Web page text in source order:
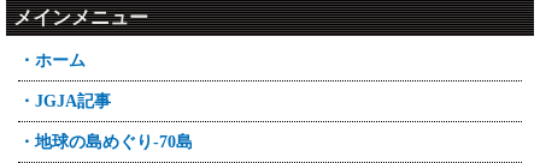
メインメニュー
・ホーム
・JGJA記事
・地球の島めぐり-70島